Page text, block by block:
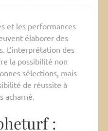
et les performances
élaborer des
L’interprétation des
la possibilité non
sélections, mais
de réussite à
acharné.
: